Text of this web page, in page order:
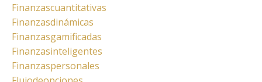
Finanzascuantitativas
Finanzasdinámicas
Finanzasgamificadas
Finanzasinteligentes
Finanzaspersonales